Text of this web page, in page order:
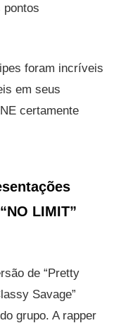
pontos
foram incríveis
em seus
certamente
LIMIT”
de “Pretty
Savage”
grupo. A rapper